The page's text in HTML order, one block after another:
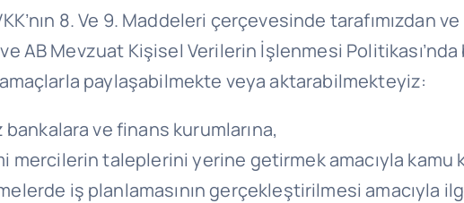
8. Ve 9. Maddeleri çerçevesinde tarafımızdan
AB Mevzuat Kişisel Verilerin İşlenmesi
paylaşabilmekte veya aktarabilmekteyiz:
ve finans kurumlarına,
mercilerin taleplerini yerine getirmek amacıyla kamu
iş planlamasının gerçekleştirilmesi amacıyla